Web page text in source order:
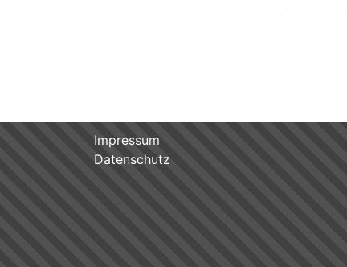
Impressum
Datenschutz